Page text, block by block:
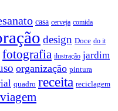
casa cerveja comida
design Doce do it
fotografia ilustração jardim
organização pintura
quadro receita reciclagem
viagem